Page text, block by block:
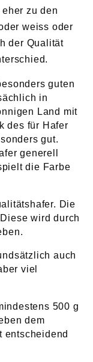
zu den
weiss oder
der Qualität
guten
in
Land mit
des für Hafer
gut.
generell
die Farbe
Die
wird durch
auch
viel
500 g
dem
entscheidend